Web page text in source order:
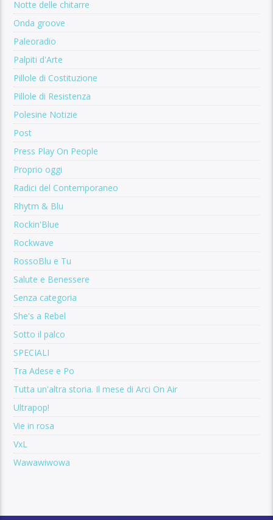
Notte delle chitarre
Onda groove
Paleoradio
Palpiti d'Arte
Pillole di Costituzione
Pillole di Resistenza
Polesine Notizie
Post
Press Play On People
Proprio oggi
Radici del Contemporaneo
Rhytm & Blu
Rockin'Blue
Rockwave
RossoBlu e Tu
Salute e Benessere
Senza categoria
She's a Rebel
Sotto il palco
SPECIALI
Tra Adese e Po
Tutta un'altra storia. Il mese di Arci On Air
Ultrapop!
Vie in rosa
VxL
Wawawiwowa